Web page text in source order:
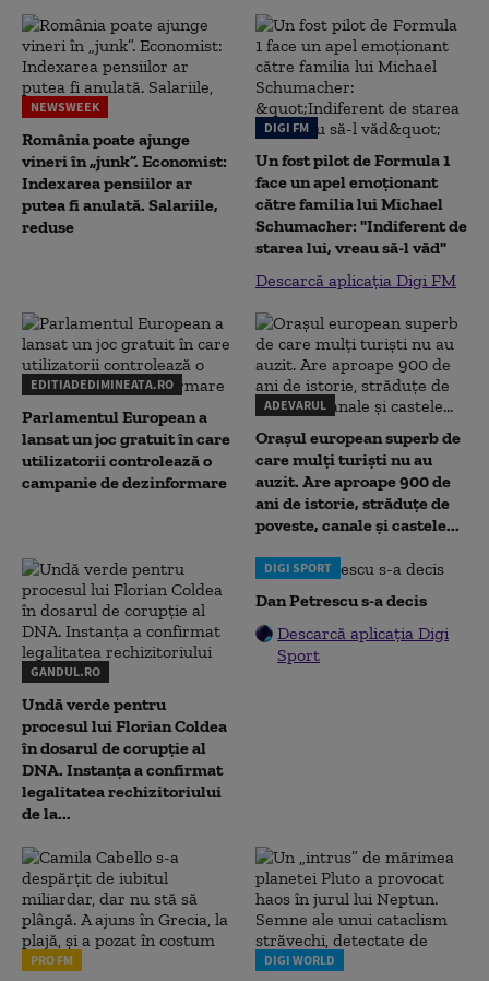
NEWSWEEK
România poate ajunge
vineri în „junk”. Economist:
Indexarea pensiilor ar
putea fi anulată. Salariile,
reduse
DIGI FM
Un fost pilot de Formula 1
face un apel emoționant
către familia lui Michael
Schumacher: "Indiferent de
starea lui, vreau să-l văd"
Descarcă aplicația Digi FM
EDITIADEDIMINEATA.RO
Parlamentul European a
lansat un joc gratuit în care
utilizatorii controlează o
campanie de dezinformare
ADEVARUL
Orașul european superb de
care mulți turiști nu au
auzit. Are aproape 900 de
ani de istorie, străduțe de
poveste, canale și castele...
GANDUL.RO
Undă verde pentru
procesul lui Florian Coldea
în dosarul de corupție al
DNA. Instanța a confirmat
legalitatea rechizitoriului
de la...
DIGI SPORT
Dan Petrescu s-a decis
Descarcă aplicația Digi
Sport
PRO FM DIGI WORLD